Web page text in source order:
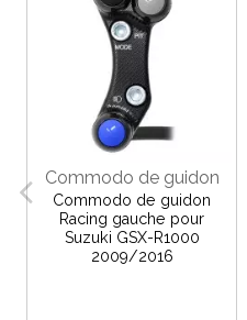
Commodo de guidon
Commodo de guidon
Racing gauche pour
Suzuki GSX-R1000
2009/2016